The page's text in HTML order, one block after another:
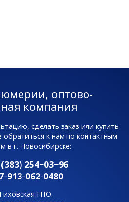
оптово-
компания
сделать заказ или купить
к нам по контактным
в г. Новосибирске:
254−03−96
913-062-0480
Н.Ю.